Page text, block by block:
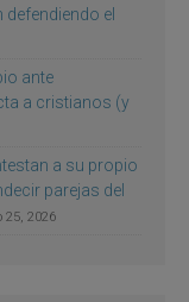
defendiendo el
ante
a cristianos (y
a su propio
parejas del
25, 2026